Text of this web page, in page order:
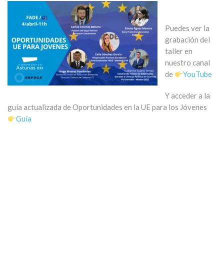
Puedes ver la
grabación del
taller en
nuestro canal
de
YouTube
Y acceder a la
guía actualizada de Oportunidades en la UE para los Jóvenes
Guía